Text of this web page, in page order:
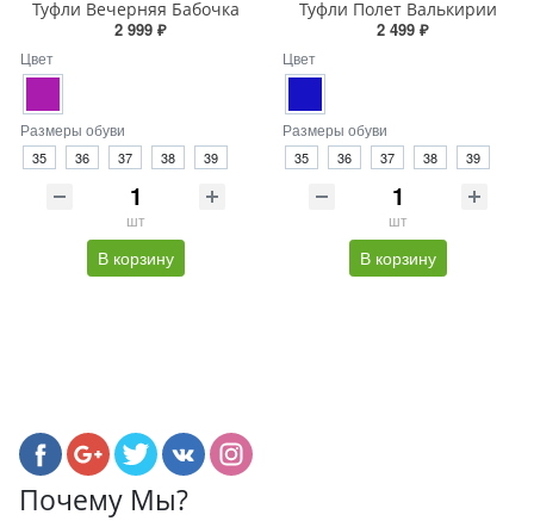
Туфли Вечерняя Бабочка
2 999 ₽
Цвет
Размеры обуви
35 36 37 38 39
шт
В корзину
Туфли Полет Валькирии
2 499 ₽
Цвет
Размеры обуви
35 36 37 38 39
шт
В корзину
Почему Мы?